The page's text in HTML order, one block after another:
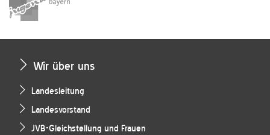
Wir über uns
Landesleitung
Landesvorstand
JVB-Gleichstellung und Frauen